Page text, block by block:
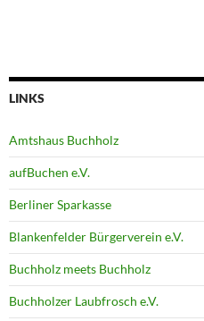
LINKS
Amtshaus Buchholz
aufBuchen e.V.
Berliner Sparkasse
Blankenfelder Bürgerverein e.V.
Buchholz meets Buchholz
Buchholzer Laubfrosch e.V.